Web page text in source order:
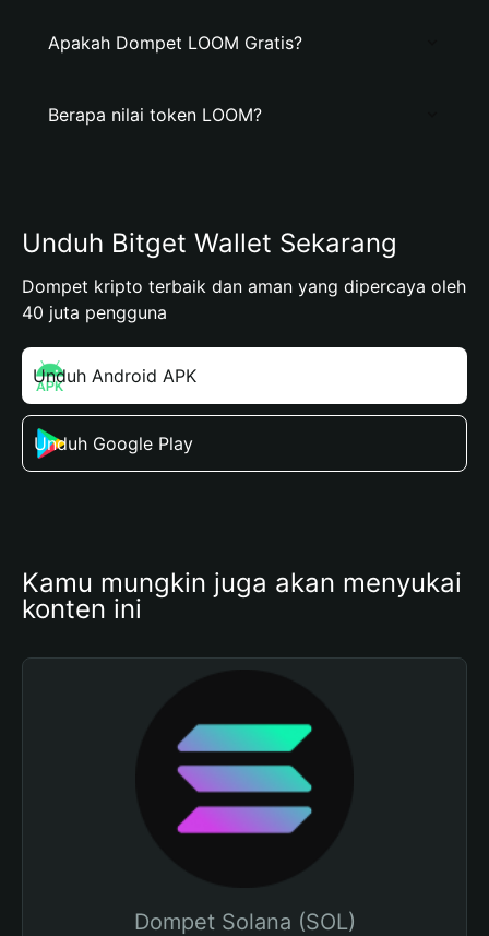
Apakah Dompet LOOM Gratis?
Berapa nilai token LOOM?
Unduh Bitget Wallet Sekarang
Dompet kripto terbaik dan aman yang dipercaya oleh
40 juta pengguna
Unduh Android APK
Unduh Google Play
Kamu mungkin juga akan menyukai
konten ini
Dompet Solana (SOL)